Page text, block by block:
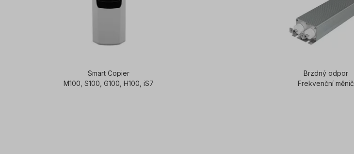
Smart Copier
M100, S100, G100, H100, iS7
Brzdný odpor
Frekvenční měnič